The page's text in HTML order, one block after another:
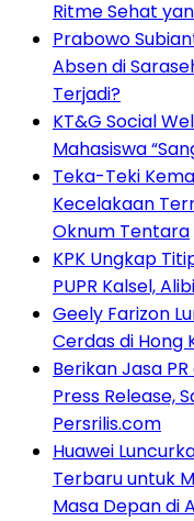
Ritme Sehat
Prabowo
Absen di
Terjadi?
KT&G Social
Mahasiswa
Teka-Teki
Kecelakaan
Oknum Tentara
KPK Ungkap
PUPR Kalsel,
Geely Farizon
Cerdas di Hong
Berikan Jasa
Press Release,
Persrilis.com
Huawei
Terbaru untuk
Masa Depan di